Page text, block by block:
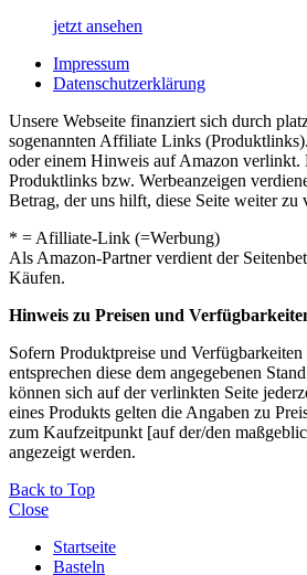
jetzt ansehen
Impressum
Datenschutzerklärung
Unsere Webseite finanziert sich durch
sogenannten Affiliate Links
oder einem Hinweis auf Amazon
Produktlinks bzw. Werbeanzeigen
Betrag, der uns hilft, diese Seite weiter zu
* = Afilliate-Link (=Werbung)
Als Amazon-Partner verdient der
Käufen.
Hinweis zu Preisen und
Sofern Produktpreise und
entsprechen diese dem angegebenen
können sich auf der verlinkten Seite
eines Produkts gelten die Angaben zu
zum Kaufzeitpunkt [auf der/den
angezeigt werden.
Back to Top
Close
Startseite
Basteln